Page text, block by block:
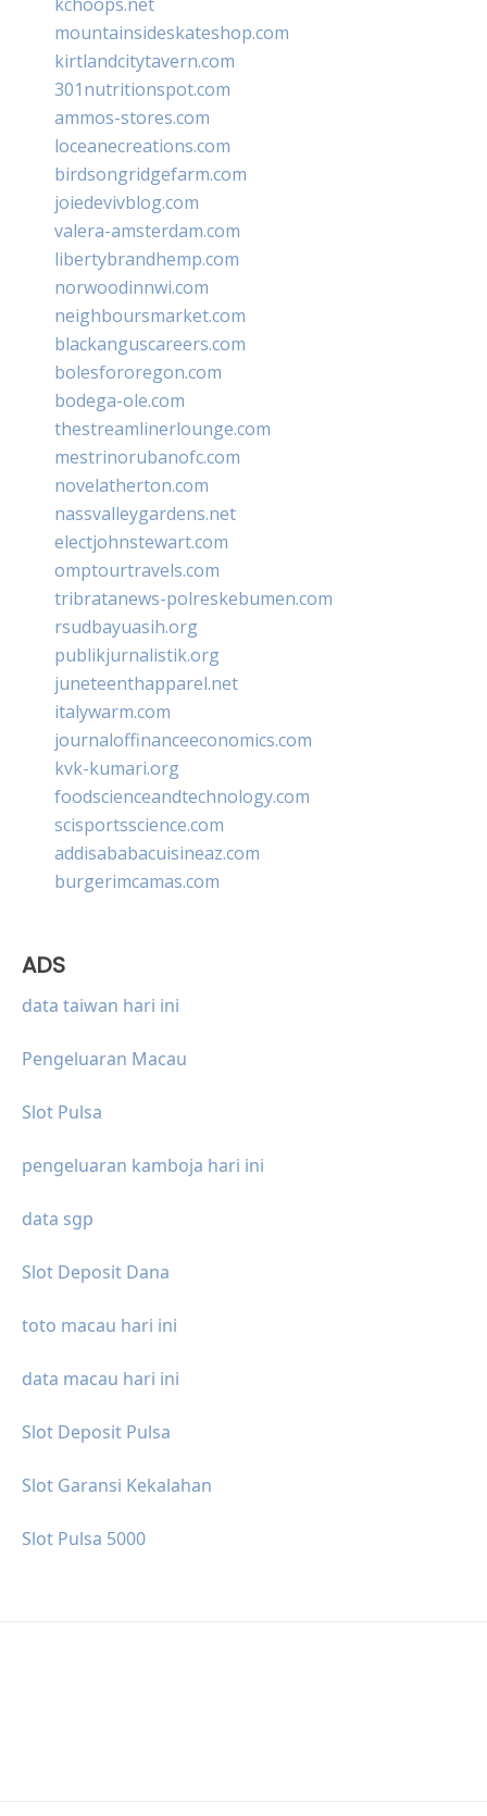
mountainsideskateshop.com
kirtlandcitytavern.com
301nutritionspot.com
ammos-stores.com
loceanecreations.com
birdsongridgefarm.com
joiedevivblog.com
valera-amsterdam.com
libertybrandhemp.com
norwoodinnwi.com
neighboursmarket.com
blackanguscareers.com
bolesfororegon.com
bodega-ole.com
thestreamlinerlounge.com
mestrinorubanofc.com
novelatherton.com
nassvalleygardens.net
electjohnstewart.com
omptourtravels.com
tribratanews-polreskebumen.com
rsudbayuasih.org
publikjurnalistik.org
juneteenthapparel.net
italywarm.com
journaloffinanceeconomics.com
kvk-kumari.org
foodscienceandtechnology.com
scisportsscience.com
addisababacuisineaz.com
burgerimcamas.com
ADS
data taiwan hari ini
Pengeluaran Macau
Slot Pulsa
pengeluaran kamboja hari ini
data sgp
Slot Deposit Dana
toto macau hari ini
data macau hari ini
Slot Deposit Pulsa
Slot Garansi Kekalahan
Slot Pulsa 5000